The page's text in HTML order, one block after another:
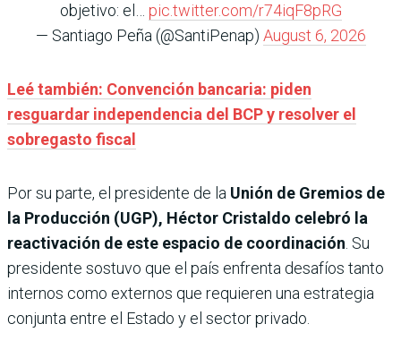
objetivo: el… pic.twitter.com/r74iqF8pRG
— Santiago Peña (@SantiPenap) August 6, 2026
Leé también: Convención bancaria: piden
resguardar independencia del BCP y resolver el
sobregasto fiscal
Por su parte, el presidente de la Unión de Gremios de
la Producción (UGP), Héctor Cristaldo celebró la
reactivación de este espacio de coordinación. Su
presidente sostuvo que el país enfrenta desafíos tanto
internos como externos que requieren una estrategia
conjunta entre el Estado y el sector privado.